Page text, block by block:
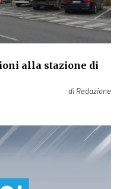
alla stazione di
di Redazione